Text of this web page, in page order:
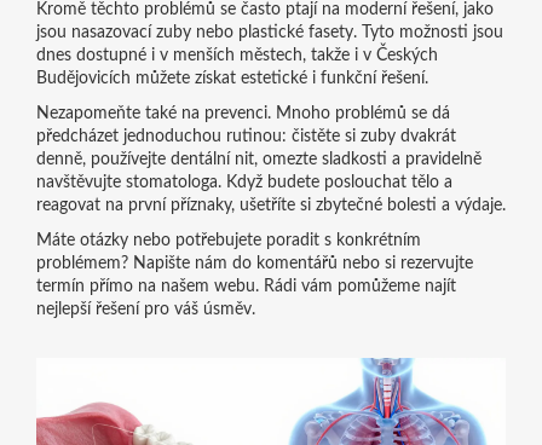
Kromě těchto problémů se často ptají na moderní řešení, jako
jsou nasazovací zuby nebo plastické fasety. Tyto možnosti jsou
dnes dostupné i v menších městech, takže i v Českých
Budějovicích můžete získat estetické i funkční řešení.
Nezapomeňte také na prevenci. Mnoho problémů se dá
předcházet jednoduchou rutinou: čistěte si zuby dvakrát
denně, používejte dentální nit, omezte sladkosti a pravidelně
navštěvujte stomatologa. Když budete poslouchat tělo a
reagovat na první příznaky, ušetříte si zbytečné bolesti a výdaje.
Máte otázky nebo potřebujete poradit s konkrétním
problémem? Napište nám do komentářů nebo si rezervujte
termín přímo na našem webu. Rádi vám pomůžeme najít
nejlepší řešení pro váš úsměv.